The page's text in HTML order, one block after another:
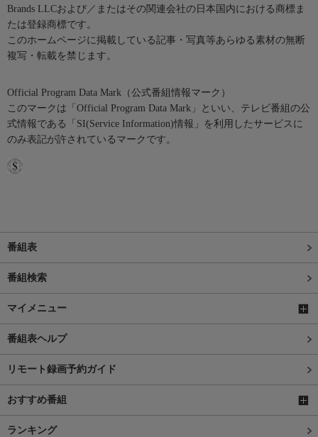
Brands LLCおよび／またはその関連会社の日本国内における商標ま
たは登録商標です。
このホームページに掲載している記事・写真等あらゆる素材の無断
複写・転載を禁じます。
Official Program Data Mark（公式番組情報マーク）
このマークは「Official Program Data Mark」といい、テレビ番組の公
式情報である「SI(Service Information)情報」を利用したサービスに
のみ表記が許されているマークです。
番組表
番組検索
マイメニュー
番組表ヘルプ
リモート録画予約ガイド
おすすめ番組
ランキング